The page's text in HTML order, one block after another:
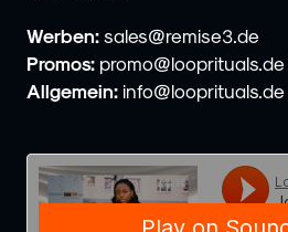
Werben: sales@remise3.de
Promos: promo@looprituals.de
Allgemein: info@looprituals.de